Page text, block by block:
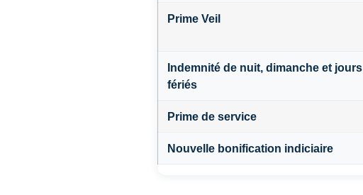
Prime Veil
Indemnité de nuit, dimanche et jours
fériés
Prime de service
Nouvelle bonification indiciaire